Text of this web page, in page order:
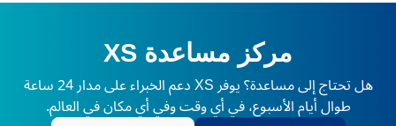
مركز مساعدة XS
هل تحتاج إلى مساعدة؟ يوفر XS دعم الخبراء على مدار 24 ساعة
طوال أيام الأسبوع، في أي وقت وفي أي مكان في العالم.